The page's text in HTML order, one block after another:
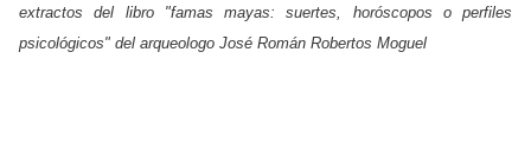
extractos del libro "famas mayas: suertes, horóscopos o perfiles
psicológicos" del arqueologo José Román Robertos Moguel